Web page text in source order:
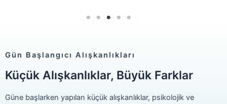
Gün Başlangıcı Alışkanlıkları
Küçük Alışkanlıklar, Büyük Farklar
Güne başlarken yapılan küçük alışkanlıklar, psikolojik ve